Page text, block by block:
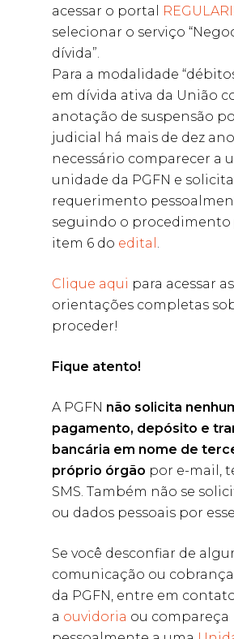
acessar o portal
selecionar o serviço
dívida”.
Para a modalidade
em dívida ativa da União
anotação de suspensão
judicial há mais de dez
necessário comparecer a
unidade da PGFN e
requerimento
seguindo o procedimento
item 6 do edital
Clique aqui para acessar as
orientações completas
proceder!
Fique atento!
A PGFN não solicita
pagamento, depósito e
bancária em nome de
próprio órgão por e-mail,
SMS. Também não se
ou dados pessoais por
Se você desconfiar de
comunicação ou
da PGFN, entre em
a ouvidoria ou compareça